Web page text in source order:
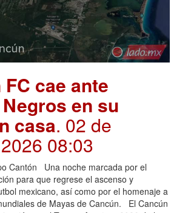
cae ante
en su
casa. 02 de
08:03
Cantón Una noche marcada por el
para que regrese el ascenso y
mexicano, así como por el homenaje a
de Mayas de Cancún. El Cancún